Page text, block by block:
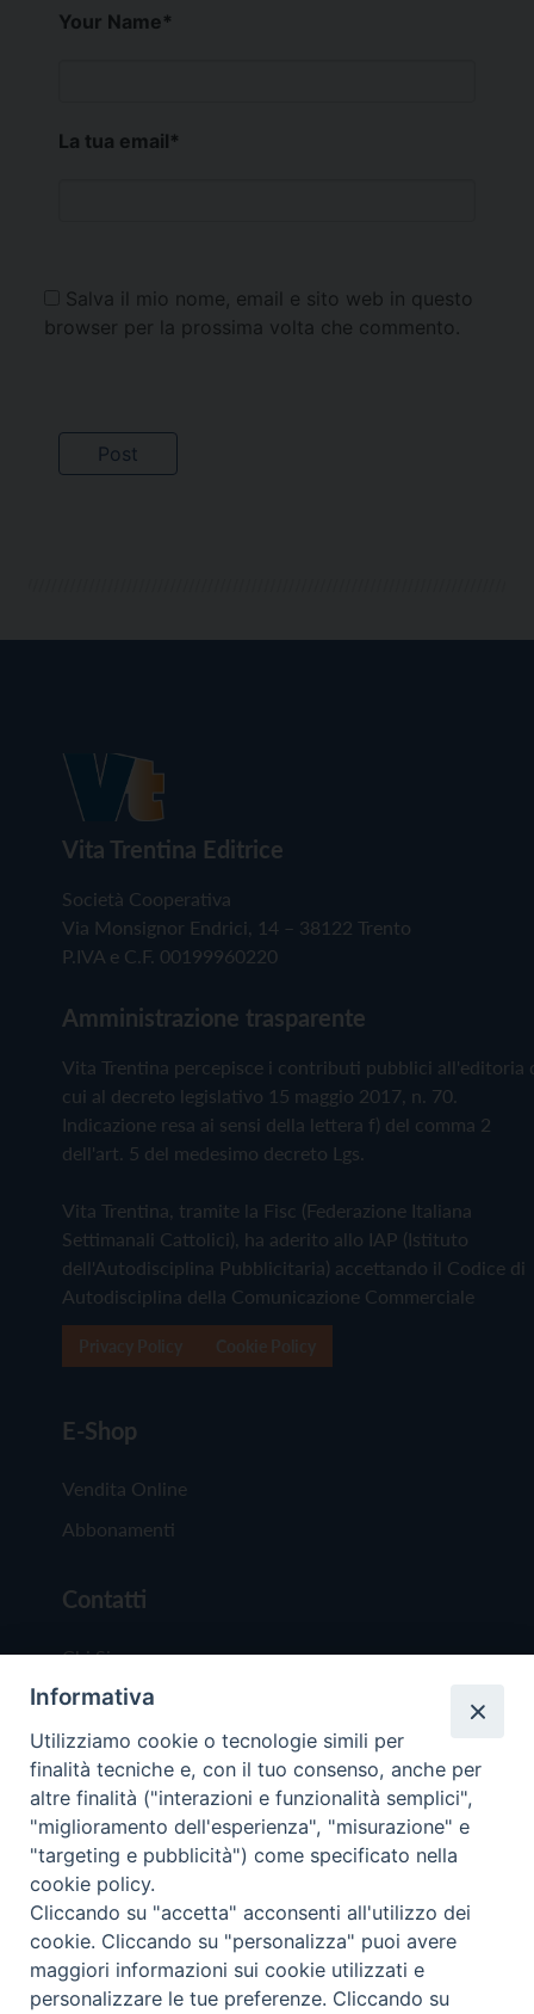
Your Name*
La tua email*
Salva il mio nome, email e sito web in questo
browser per la prossima volta che commento.
Vita Trentina Editrice
Società Cooperativa
Via Monsignor Endrici, 14 – 38122 Trento
P.IVA e C.F. 00199960220
Amministrazione trasparente
Vita Trentina percepisce i contributi pubblici all'editoria
cui al decreto legislativo 15 maggio 2017, n. 70.
Indicazione resa ai sensi della lettera f) del comma 2
dell'art. 5 del medesimo decreto Lgs.
Vita Trentina, tramite la Fisc (Federazione Italiana
Settimanali Cattolici), ha aderito allo IAP (Istituto
dell'Autodisciplina Pubblicitaria) accettando il Codice di
Autodisciplina della Comunicazione Commerciale
E-Shop
Vendita Online
Abbonamenti
Contatti
Chi Siamo
Redazione
Scrivici
Copyright © 2019 - Tutti i diritti riservati - Vita
Trentina Editrice
Privacy Policy
Informativa
Utilizziamo cookie o tecnologie simili per
finalità tecniche e, con il tuo consenso, anche per
altre finalità ("interazioni e funzionalità semplici",
"miglioramento dell'esperienza", "misurazione" e
"targeting e pubblicità") come specificato nella
cookie policy.
Cliccando su "accetta" acconsenti all'utilizzo dei
cookie. Cliccando su "personalizza" puoi avere
maggiori informazioni sui cookie utilizzati e
personalizzare le tue preferenze. Cliccando su